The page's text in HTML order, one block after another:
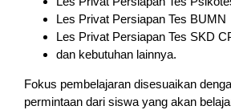
Les Privat Persiapan Tes BUMN
Les Privat Persiapan Tes SKD
dan kebutuhan lainnya.
Fokus pembelajaran disesuaikan
permintaan dari siswa yang akan